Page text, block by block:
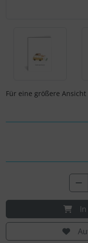
Für eine größere